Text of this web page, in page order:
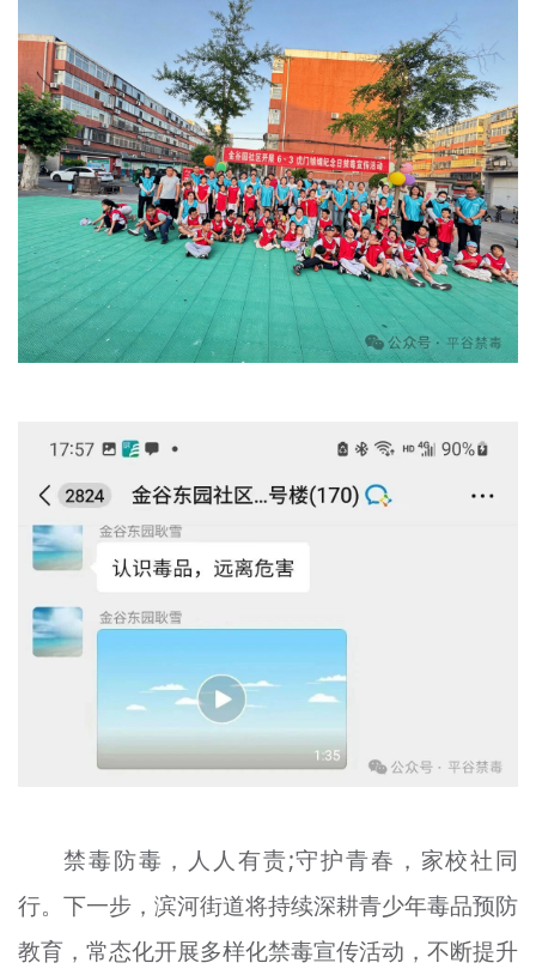
禁毒防毒，人人有责;守护青春，家校社同
行。下一步，滨河街道将持续深耕青少年毒品预防
教育，常态化开展多样化禁毒宣传活动，不断提升